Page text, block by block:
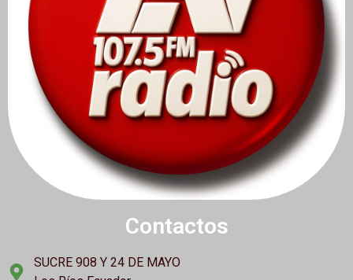
Contactos
SUCRE 908 Y 24 DE MAYO